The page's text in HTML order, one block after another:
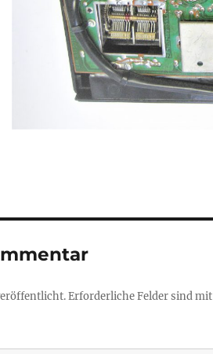
Erforderliche Felder sind mit